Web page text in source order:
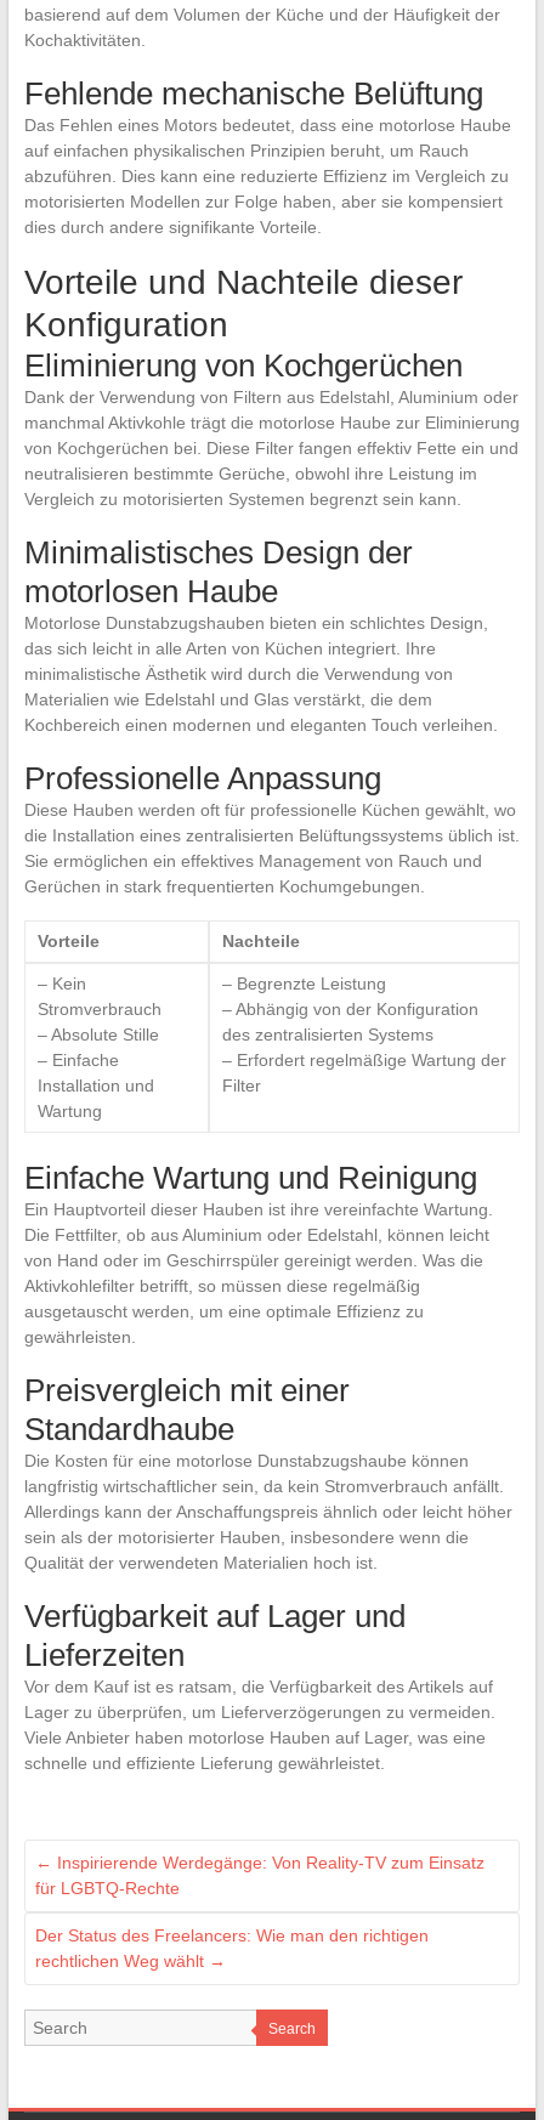
basierend auf dem Volumen der Küche und der Häufigkeit der
Kochaktivitäten.
Fehlende mechanische Belüftung
Das Fehlen eines Motors bedeutet, dass eine motorlose Haube
auf einfachen physikalischen Prinzipien beruht, um Rauch
abzuführen. Dies kann eine reduzierte Effizienz im Vergleich zu
motorisierten Modellen zur Folge haben, aber sie kompensiert
dies durch andere signifikante Vorteile.
Vorteile und Nachteile dieser
Konfiguration
Eliminierung von Kochgerüchen
Dank der Verwendung von Filtern aus Edelstahl, Aluminium oder
manchmal Aktivkohle trägt die motorlose Haube zur Eliminierung
von Kochgerüchen bei. Diese Filter fangen effektiv Fette ein und
neutralisieren bestimmte Gerüche, obwohl ihre Leistung im
Vergleich zu motorisierten Systemen begrenzt sein kann.
Minimalistisches Design der
motorlosen Haube
Motorlose Dunstabzugshauben bieten ein schlichtes Design,
das sich leicht in alle Arten von Küchen integriert. Ihre
minimalistische Ästhetik wird durch die Verwendung von
Materialien wie Edelstahl und Glas verstärkt, die dem
Kochbereich einen modernen und eleganten Touch verleihen.
Professionelle Anpassung
Diese Hauben werden oft für professionelle Küchen gewählt, wo
die Installation eines zentralisierten Belüftungssystems üblich ist.
Sie ermöglichen ein effektives Management von Rauch und
Gerüchen in stark frequentierten Kochumgebungen.
Vorteile Nachteile
– Kein
Stromverbrauch
– Absolute Stille
– Einfache
Installation und
Wartung
– Begrenzte Leistung
– Abhängig von der Konfiguration
des zentralisierten Systems
– Erfordert regelmäßige Wartung der
Filter
Einfache Wartung und Reinigung
Ein Hauptvorteil dieser Hauben ist ihre vereinfachte Wartung.
Die Fettfilter, ob aus Aluminium oder Edelstahl, können leicht
von Hand oder im Geschirrspüler gereinigt werden. Was die
Aktivkohlefilter betrifft, so müssen diese regelmäßig
ausgetauscht werden, um eine optimale Effizienz zu
gewährleisten.
Preisvergleich mit einer
Standardhaube
Die Kosten für eine motorlose Dunstabzugshaube können
langfristig wirtschaftlicher sein, da kein Stromverbrauch anfällt.
Allerdings kann der Anschaffungspreis ähnlich oder leicht höher
sein als der motorisierter Hauben, insbesondere wenn die
Qualität der verwendeten Materialien hoch ist.
Verfügbarkeit auf Lager und
Lieferzeiten
Vor dem Kauf ist es ratsam, die Verfügbarkeit des Artikels auf
Lager zu überprüfen, um Lieferverzögerungen zu vermeiden.
Viele Anbieter haben motorlose Hauben auf Lager, was eine
schnelle und effiziente Lieferung gewährleistet.
← Inspirierende Werdegänge: Von Reality-TV zum Einsatz
für LGBTQ-Rechte
Der Status des Freelancers: Wie man den richtigen
rechtlichen Weg wählt →
Search